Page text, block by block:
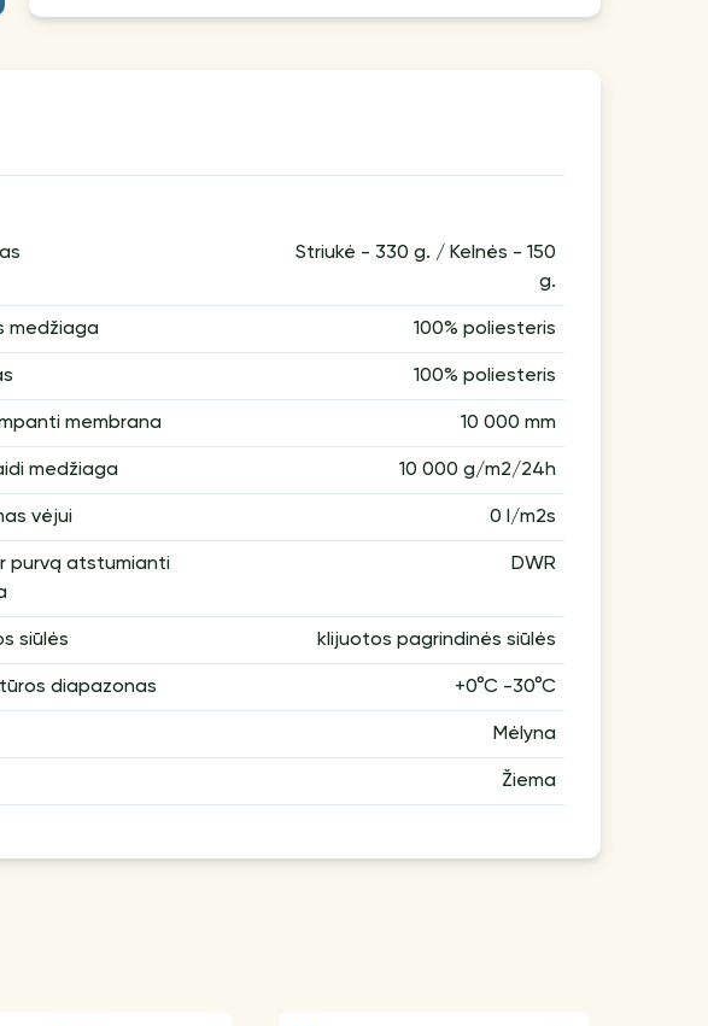
Striukė - 330 g. / Kelnės - 150
g.
medžiaga 100% poliesteris
100% poliesteris
membrana 10 000 mm
medžiaga 10 000 g/m2/24h
vėjui 0 l/m2s
purvą atstumianti
DWR
siūlės klijuotos pagrindinės siūlės
diapazonas +0°C -30°C
Mėlyna
Žiema